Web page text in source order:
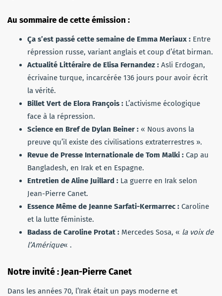
Au sommaire de cette émission :
Ça s’est passé cette semaine de Emma Meriaux : Entre
répression russe, variant anglais et coup d’état birman.
Actualité Littéraire de Elisa Fernandez : Asli Erdogan,
écrivaine turque, incarcérée 136 jours pour avoir écrit
la vérité.
Billet Vert de Elora François : L’activisme écologique
face à la répression.
Science en Bref de Dylan Beiner : « Nous avons la
preuve qu’il existe des civilisations extraterrestres ».
Revue de Presse Internationale de Tom Malki : Cap au
Bangladesh, en Irak et en Espagne.
Entretien de Aline Juillard : La guerre en Irak selon
Jean-Pierre Canet.
Essence Même de Jeanne Sarfati-Kermarrec : Caroline
et la lutte féministe.
Badass de Caroline Protat : Mercedes Sosa, « la voix de
l’Amérique« .
Notre invité : Jean-Pierre Canet
Dans les années 70, l’Irak était un pays moderne et